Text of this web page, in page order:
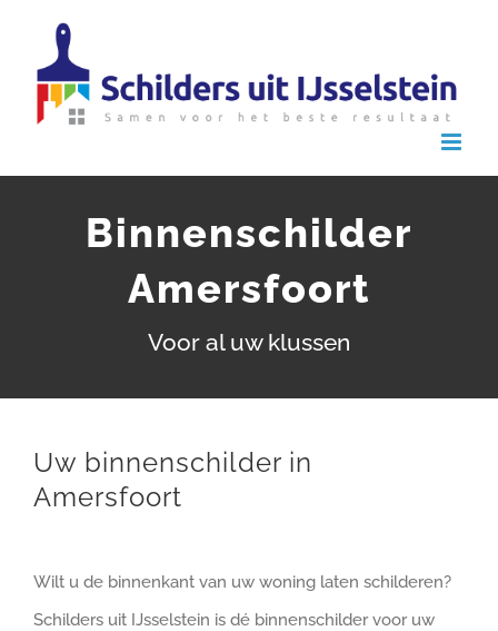
Binnenschilder
Amersfoort
Voor al uw klussen
Uw binnenschilder in
Amersfoort
Wilt u de binnenkant van uw woning laten schilderen?
Schilders uit IJsselstein is dé binnenschilder voor uw